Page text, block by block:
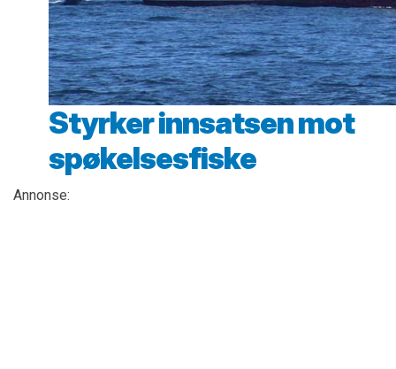
Styrker innsatsen mot
spøkelsesfiske
Annonse: